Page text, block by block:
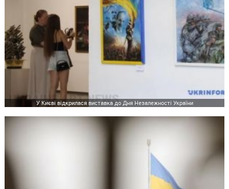
У Києві відкрилася виставка до Дня Незалежності України